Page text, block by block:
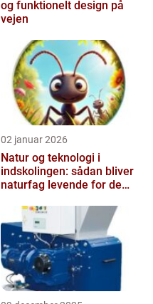
og funktionelt design på
vejen
02 januar 2026
Natur og teknologi i
indskolingen: sådan bliver
naturfag levende for de